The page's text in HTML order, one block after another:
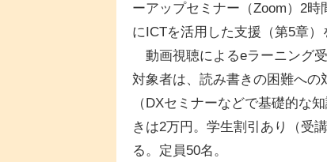
ーアップセミナー（Zoom）2
にICTを活用した支援（第5章）
動画視聴によるeラーニング
対象者は、読み書きの困難へ
（DXセミナーなどで基礎的な
きは2万円。学生割引あり（受
る。定員50名。